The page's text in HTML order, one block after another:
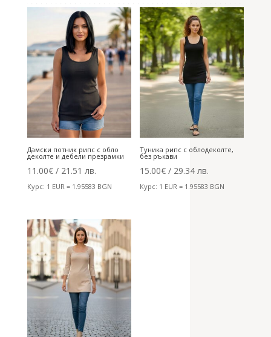
Дамски потник рипс с обло
деколте и дебели презрамки
11.00€/ 21.51 лв.
Курс: 1 EUR = 1.95583 BGN
Туника рипс с облодеколте,
без ръкави
15.00€ / 29.34 лв.
Курс: 1 EUR = 1.95583 BGN